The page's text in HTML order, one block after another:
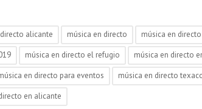
alicante música en directo música en
música en directo el refugio música en directo
en directo para eventos música en directo
en alicante